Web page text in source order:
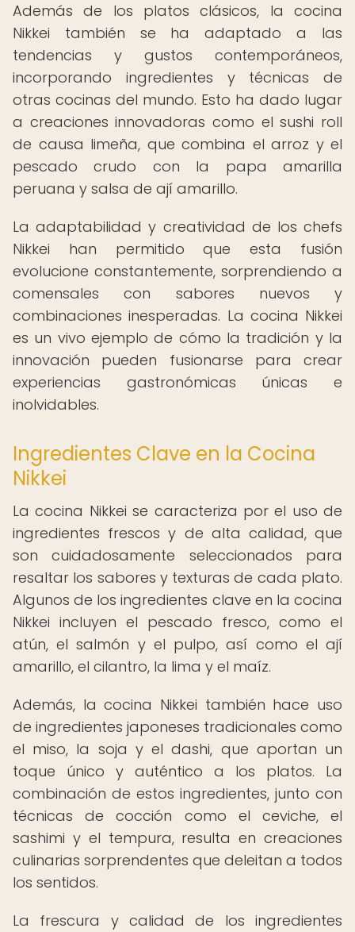
Además de los platos clásicos, la cocina
Nikkei también se ha adaptado a las
tendencias y gustos contemporáneos,
incorporando ingredientes y técnicas de
otras cocinas del mundo. Esto ha dado lugar
a creaciones innovadoras como el sushi roll
de causa limeña, que combina el arroz y el
pescado crudo con la papa amarilla
peruana y salsa de ají amarillo.
La adaptabilidad y creatividad de los chefs
Nikkei han permitido que esta fusión
evolucione constantemente, sorprendiendo a
comensales con sabores nuevos y
combinaciones inesperadas. La cocina Nikkei
es un vivo ejemplo de cómo la tradición y la
innovación pueden fusionarse para crear
experiencias gastronómicas únicas e
inolvidables.
Ingredientes Clave en la Cocina
Nikkei
La cocina Nikkei se caracteriza por el uso de
ingredientes frescos y de alta calidad, que
son cuidadosamente seleccionados para
resaltar los sabores y texturas de cada plato.
Algunos de los ingredientes clave en la cocina
Nikkei incluyen el pescado fresco, como el
atún, el salmón y el pulpo, así como el ají
amarillo, el cilantro, la lima y el maíz.
Además, la cocina Nikkei también hace uso
de ingredientes japoneses tradicionales como
el miso, la soja y el dashi, que aportan un
toque único y auténtico a los platos. La
combinación de estos ingredientes, junto con
técnicas de cocción como el ceviche, el
sashimi y el tempura, resulta en creaciones
culinarias sorprendentes que deleitan a todos
los sentidos.
La frescura y calidad de los ingredientes